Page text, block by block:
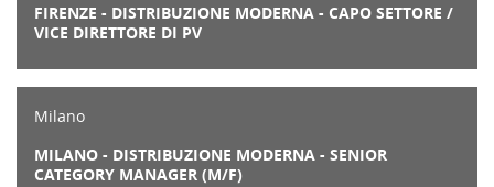
FIRENZE - DISTRIBUZIONE MODERNA - CAPO SETTORE /
VICE DIRETTORE DI PV
Milano
MILANO - DISTRIBUZIONE MODERNA - SENIOR
CATEGORY MANAGER (M/F)